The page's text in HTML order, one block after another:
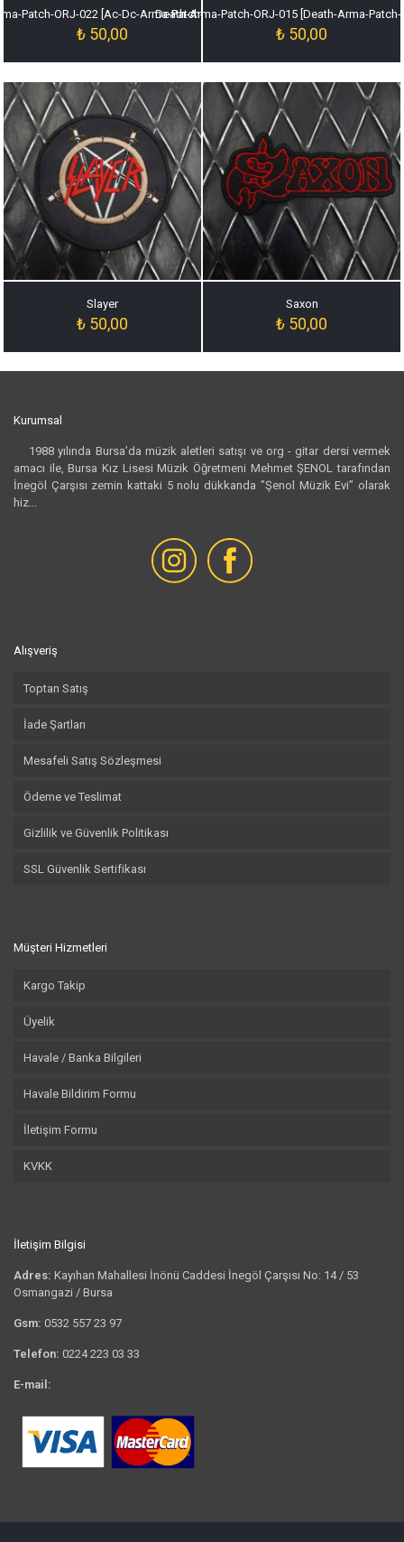
Patch-ORJ-022 [Ac-Dc-Arma-Patch-ORJ-022]
₺ 50,00
Death-Arma-Patch-ORJ-015 [Death-Arma-Patch-
₺ 50,00
Slayer
₺ 50,00
Saxon
₺ 50,00
Kurumsal
1988 yılında Bursa’da müzik aletleri satışı ve org - gitar dersi vermek
amacı ile, Bursa Kız Lisesi Müzik Öğretmeni Mehmet ŞENOL tarafından
İnegöl Çarşısı zemin kattaki 5 nolu dükkanda "Şenol Müzik Evi” olarak
hiz...
Alışveriş
Toptan Satış
İade Şartları
Mesafeli Satış Sözleşmesi
Ödeme ve Teslimat
Gizlilik ve Güvenlik Politikası
SSL Güvenlik Sertifikası
Müşteri Hizmetleri
Kargo Takip
Üyelik
Havale / Banka Bilgileri
Havale Bildirim Formu
İletişim Formu
KVKK
İletişim Bilgisi
Adres: Kayıhan Mahallesi İnönü Caddesi İnegöl Çarşısı No: 14 / 53
Osmangazi / Bursa
Gsm: 0532 557 23 97
Telefon: 0224 223 03 33
E-mail: